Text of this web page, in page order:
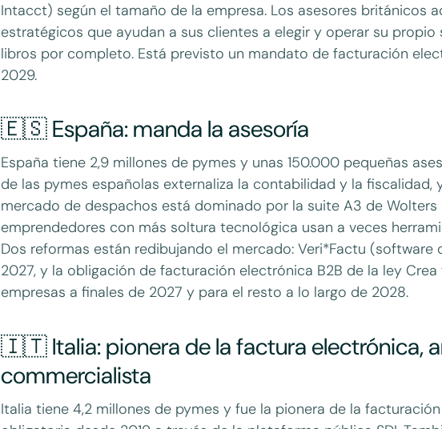
Intacct) según el tamaño de la empresa. Los asesores británicos
estratégicos que ayudan a sus clientes a elegir y operar su propio
libros por completo. Está previsto un mandato de facturación
2029.
🇪🇸 España: manda la asesoría
España tiene 2,9 millones de pymes y unas 150.000 pequeñas
de las pymes españolas externaliza la contabilidad y la fiscalidad,
mercado de despachos está dominado por la suite A3 de Wolters
emprendedores con más soltura tecnológica usan a veces
Dos reformas están redibujando el mercado: Veri*Factu
2027, y la obligación de facturación electrónica B2B de la ley
empresas a finales de 2027 y para el resto a lo largo de 2028.
🇮🇹 Italia: pionera de la factura electrónica,
commercialista
Italia tiene 4,2 millones de pymes y fue la pionera de la